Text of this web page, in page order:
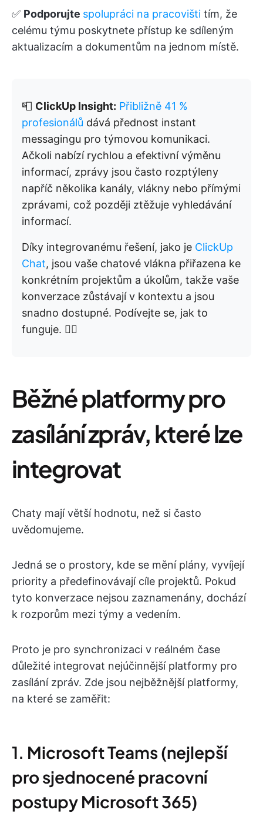
✅ Podporujte spolupráci na pracovišti tím, že
celému týmu poskytnete přístup ke sdíleným
aktualizacím a dokumentům na jednom místě.
📮 ClickUp Insight: Přibližně 41 %
profesionálů dává přednost instant
messagingu pro týmovou komunikaci.
Ačkoli nabízí rychlou a efektivní výměnu
informací, zprávy jsou často rozptýleny
napříč několika kanály, vlákny nebo přímými
zprávami, což později ztěžuje vyhledávání
informací.
Díky integrovanému řešení, jako je ClickUp
Chat, jsou vaše chatové vlákna přiřazena ke
konkrétním projektům a úkolům, takže vaše
konverzace zůstávají v kontextu a jsou
snadno dostupné. Podívejte se, jak to
funguje. 👇🏼
Běžné platformy pro
zasílání zpráv, které lze
integrovat
Chaty mají větší hodnotu, než si často
uvědomujeme.
Jedná se o prostory, kde se mění plány, vyvíjejí
priority a předefinovávají cíle projektů. Pokud
tyto konverzace nejsou zaznamenány, dochází
k rozporům mezi týmy a vedením.
Proto je pro synchronizaci v reálném čase
důležité integrovat nejúčinnější platformy pro
zasílání zpráv. Zde jsou nejběžnější platformy,
na které se zaměřit:
1. Microsoft Teams (nejlepší
pro sjednocené pracovní
postupy Microsoft 365)